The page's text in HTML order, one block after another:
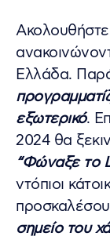
Ελλάδα.
εξωτερικό.
2024 θα
“Φώναξε το
ντόπιοι
σημείο του